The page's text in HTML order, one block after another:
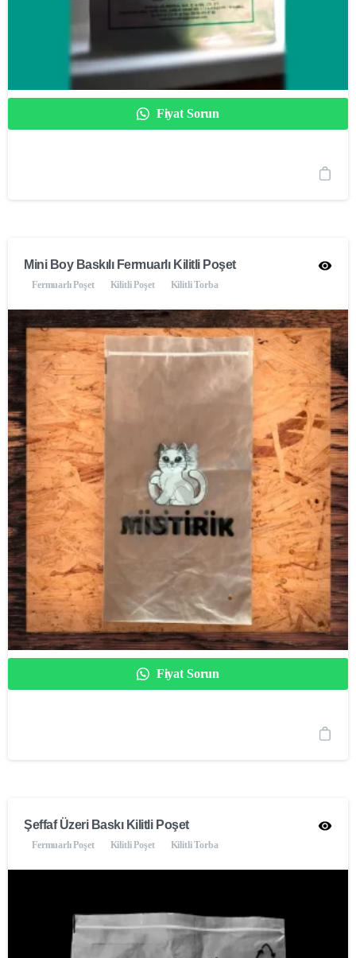
Fiyat Sorun
Mini Boy Baskılı Fermuarlı Kilitli Poşet
Fermuarlı Poşet Kilitli Poşet Kilitli Torba
Fiyat Sorun
Şeffaf Üzeri Baskı Kilitli Poşet
Fermuarlı Poşet Kilitli Poşet Kilitli Torba